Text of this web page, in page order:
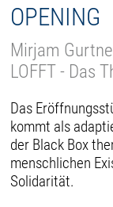
OPENING
Mirjam
LOFFT - Das
Das
kommt als
der Black Box
menschlichen
Solidarität.